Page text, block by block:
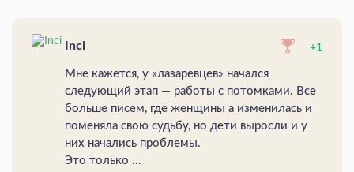
Inci +1
Мне кажется, у «лазаревцев» начался
следующий этап — работы с потомками. Все
больше писем, где женщины а изменилась и
поменяла свою судьбу, но дети выросли и у
них начались проблемы.
Это только ...